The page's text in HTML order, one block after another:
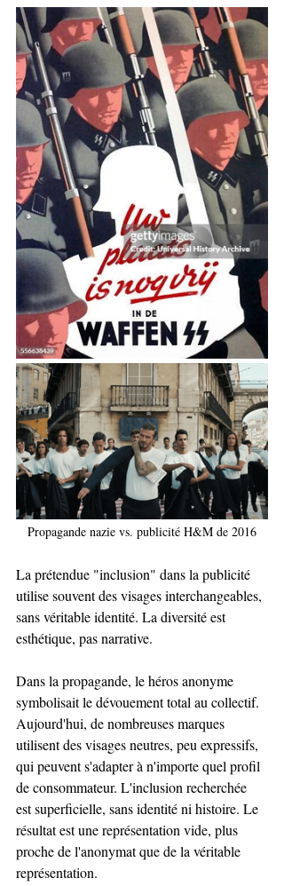
Propagande nazie vs. publicité H&M de 2016
La prétendue "inclusion" dans la publicité
utilise souvent des visages interchangeables,
sans véritable identité. La diversité est
esthétique, pas narrative.
Dans la propagande, le héros anonyme
symbolisait le dévouement total au collectif.
Aujourd'hui, de nombreuses marques
utilisent des visages neutres, peu expressifs,
qui peuvent s'adapter à n'importe quel profil
de consommateur. L'inclusion recherchée
est superficielle, sans identité ni histoire. Le
résultat est une représentation vide, plus
proche de l'anonymat que de la véritable
représentation.